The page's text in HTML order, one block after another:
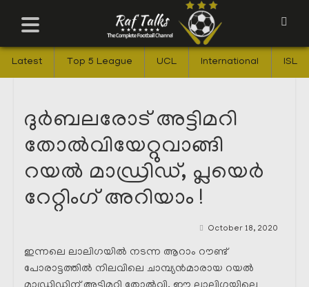
Latest Top 5 League UCL International ISL
ദുർബലരോട് അട്ടിമറി
തോൽവിയേറ്റുവാങ്ങി
റയൽ മാഡ്രിഡ്‌, പ്ലയെർ
റേറ്റിംഗ് അറിയാം !
October 18, 2020
ഇന്നലെ ലാലിഗയിൽ നടന്ന ആറാം റൗണ്ട്
പോരാട്ടത്തിൽ നിലവിലെ ചാമ്പ്യൻമാരായ റയൽ